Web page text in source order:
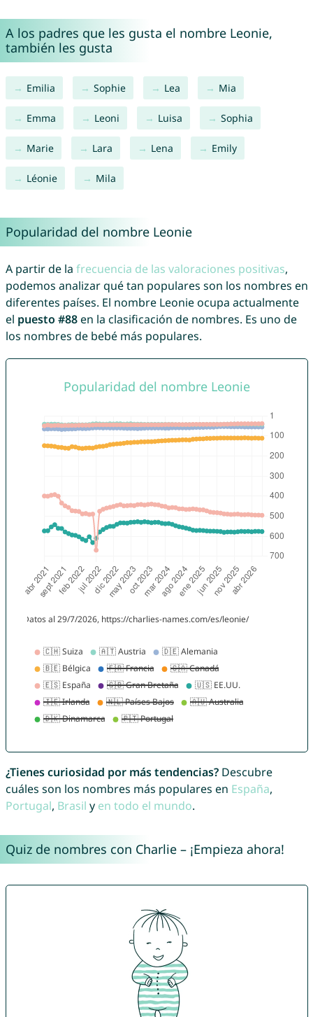
A los padres que les gusta el nombre Leonie,
también les gusta
Emilia Sophie Lea Mia
Emma Leoni Luisa Sophia
Marie Lara Lena Emily
Léonie Mila
Popularidad del nombre Leonie
A partir de la frecuencia de las valoraciones positivas,
podemos analizar qué tan populares son los nombres en
diferentes países. El nombre Leonie ocupa actualmente
el puesto #88en la clasificación de nombres. Es uno de
los nombres de bebé más populares.
¿Tienes curiosidad por más tendencias?Descubre
cuáles son los nombres más populares en España,
Portugal, Brasil y en todo el mundo.
Quiz de nombres con Charlie – ¡Empieza ahora!